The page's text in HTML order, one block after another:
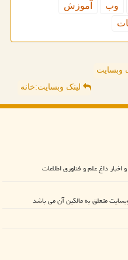
وب
آموزش
وبسایت
لینک وبسایت:خانه
داغ علم و فناوری اطلاعات